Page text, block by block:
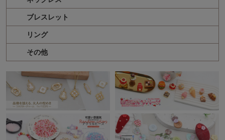
ブレスレット
リング
その他